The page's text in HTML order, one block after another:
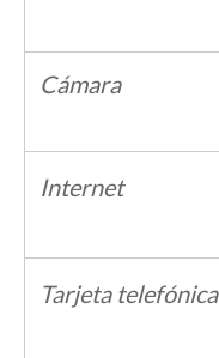
Cámara
Internet
Tarjeta telefónica